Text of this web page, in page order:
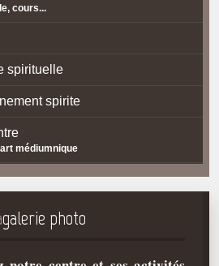
cours...
spirituelle
spirite
médiumnique
galerie photo